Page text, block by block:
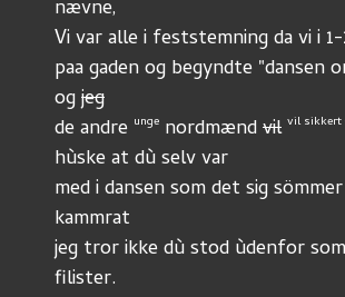
nævne,
Vi var alle i feststemning da vi i
paa gaden og begyndte "dansen
og jeg
de andre unge nordmænd vil vil sikkert
hùske at dù selv var
med i dansen som det sig
kammrat
jeg tror ikke dù stod ùdenfor
filister.